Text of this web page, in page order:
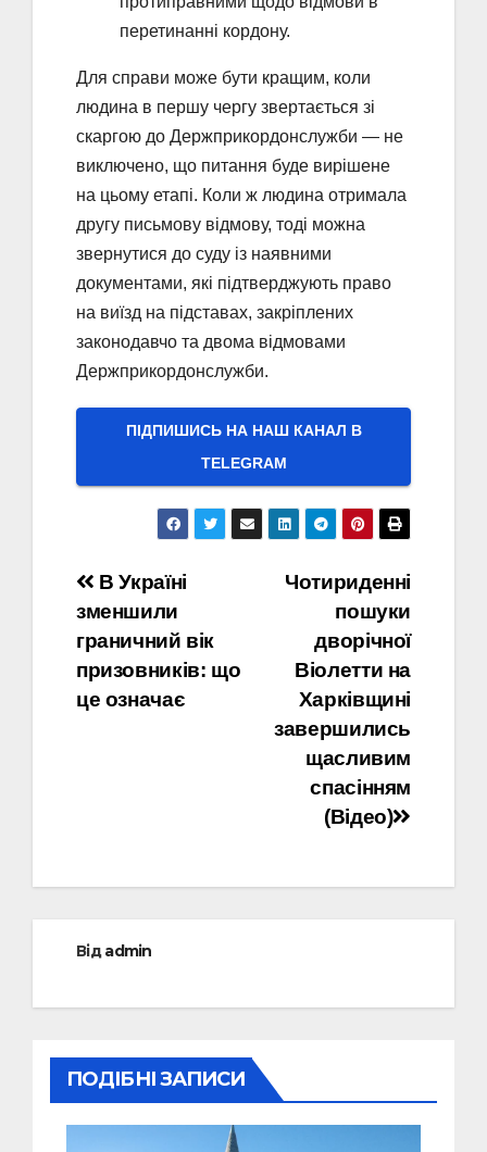
перетинанні кордону.
Для справи може бути кращим, коли
людина в першу чергу звертається зі
скаргою до Держприкордонслужби ― не
виключено, що питання буде вирішене
на цьому етапі. Коли ж людина отримала
другу письмову відмову, тоді можна
звернутися до суду із наявними
документами, які підтверджують право
на виїзд на підставах, закріплених
законодавчо та двома відмовами
Держприкордонслужби.
ПІДПИШИСЬ НА НАШ КАНАЛ В
ТELEGRAM
Навігація
записів
Чотириденні
пошуки
дворічної
Віолетти на
Харківщині
завершились
щасливим
спасінням
(Відео)
В Україні
зменшили
граничний вік
призовників: що
це означає
Відadmin
ПОДІБНІ ЗАПИСИ